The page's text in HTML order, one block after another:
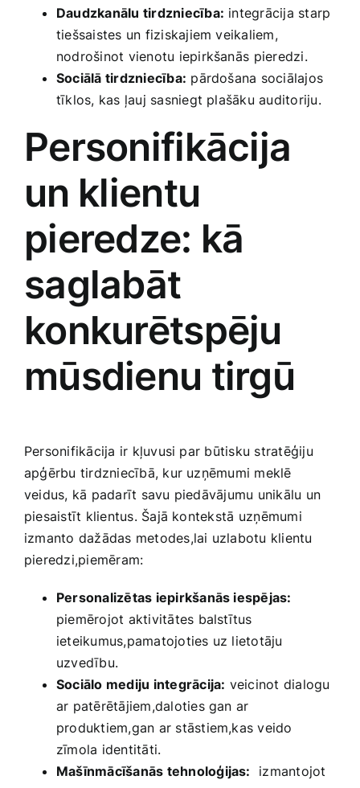
Daudzkanālu tirdzniecība: integrācija starp
tiešsaistes un fiziskajiem veikaliem,
nodrošinot vienotu iepirkšanās⁤ pieredzi.
Sociālā tirdzniecība: pārdošana sociālajos
tīklos, kas ļauj sasniegt plašāku auditoriju.
Personifikācija
un ⁣klientu
pieredze: kā‌
saglabāt
konkurētspēju
mūsdienu tirgū
Personifikācija ir kļuvusi par būtisku stratēģiju
apģērbu tirdzniecībā, kur uzņēmumi meklē
veidus, kā padarīt savu piedāvājumu unikālu un
piesaistīt klientus. Šajā kontekstā ⁢uzņēmumi
izmanto dažādas metodes,lai uzlabotu klientu
pieredzi,piemēram:
Personalizētas iepirkšanās iespējas:
piemērojot aktivitātes balstītus
ieteikumus,pamatojoties uz lietotāju
uzvedību.
Sociālo mediju integrācija: veicinot dialogu
ar patērētājiem,daloties gan ar
produktiem,gan ‍ar stāstiem,kas veido
zīmola identitāti.
Mašīnmācīšanās tehnoloģijas: ​ izmantojot⁣